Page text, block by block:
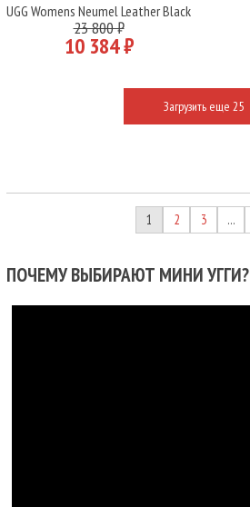
UGG Womens Neumel Leather Black
23 800 ₽
10 384 ₽
Загрузить еще 25
1 2 3 …
ПОЧЕМУ ВЫБИРАЮТ МИНИ УГГИ?